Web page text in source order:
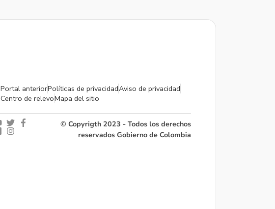
Portal anteriorPolíticas de privacidadAviso de privacidad
Centro de relevoMapa del sitio
© Copyrigth 2023 - Todos los derechos
reservados Gobierno de Colombia